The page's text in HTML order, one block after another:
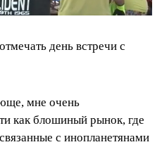
день встречи с
мне очень
как блошиный рынок, где
с инопланетянами